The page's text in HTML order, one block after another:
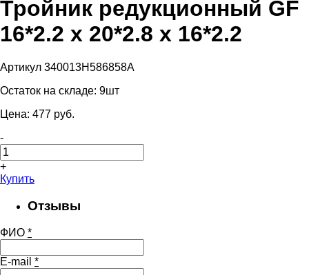
Тройник редукционный GF
16*2.2 х 20*2.8 х 16*2.2
Артикул 340013H586858A
Остаток на складе: 9шт
Цена: 477 pуб.
-
+
Купить
Отзывы
ФИО *
E-mail *